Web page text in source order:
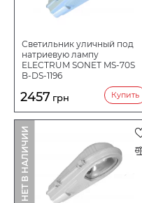
Светильник уличный под
натриевую лампу
ELECTRUM SONET MS-70S
B-DS-1196
2457 грн Купить
НЕТ В НАЛИЧИИ